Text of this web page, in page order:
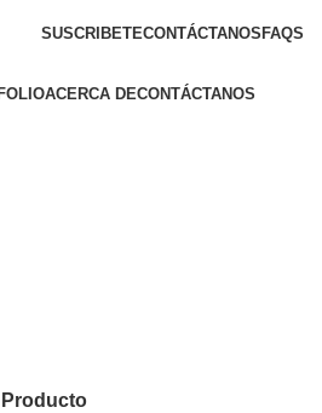
SUSCRIBETECONTÁCTANOS FAQS
ACERCA DECONTÁCTANOS
Producto